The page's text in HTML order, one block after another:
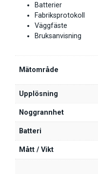
Batterier
Fabriksprotokoll
Väggfäste
Bruksanvisning
Mätområde
Upplösning
Noggrannhet
Batteri
Mått / Vikt